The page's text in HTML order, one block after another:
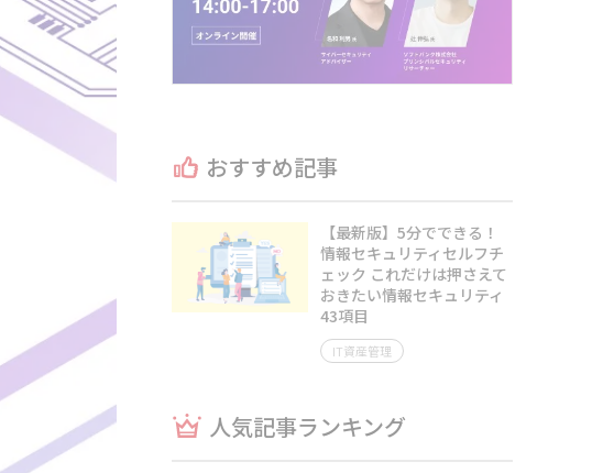
おすすめ記事
【最新版】5分でできる！
情報セキュリティセルフチ
ェック これだけは押さえて
おきたい情報セキュリティ
43項目
IT資産管理
人気記事ランキング